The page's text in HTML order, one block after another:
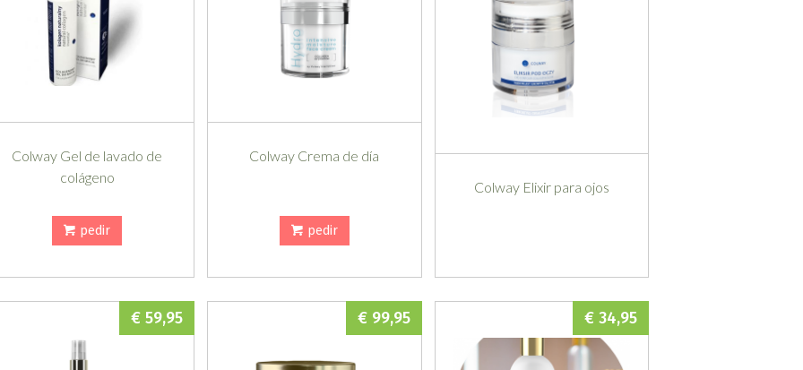
Colway Gel de lavado de
colágeno
pedir
Colway Crema de día
pedir
Colway Elixir para ojos
€ 59,95 € 99,95 € 34,95